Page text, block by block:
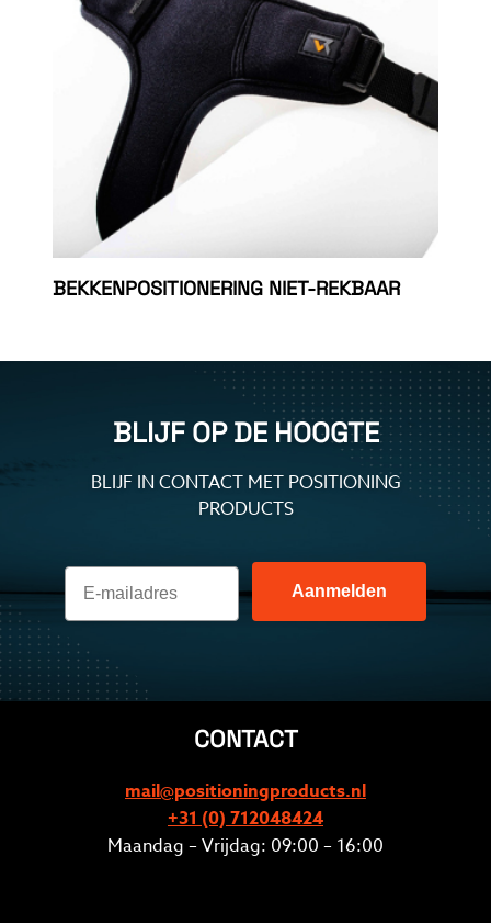
BEKKENPOSITIONERING NIET-REKBAAR
BLIJF OP DE HOOGTE
BLIJF IN CONTACT MET POSITIONING
PRODUCTS
Aanmelden
CONTACT
mail@positioningproducts.nl
+31 (0) 712048424
Maandag – Vrijdag: 09:00 – 16:00